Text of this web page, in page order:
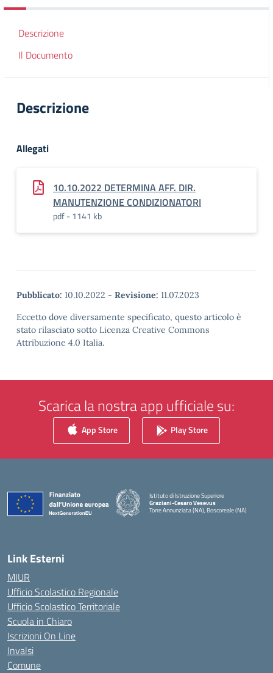
Descrizione
Il Documento
Descrizione
Allegati
10.10.2022 DETERMINA AFF. DIR.
MANUTENZIONE CONDIZIONATORI
pdf - 1141 kb
Pubblicato: 10.10.2022 - Revisione: 11.07.2023
Eccetto dove diversamente specificato, questo articolo è
stato rilasciato sotto Licenza Creative Commons
Attribuzione 4.0 Italia.
Scarica la nostra app ufficiale su:
App Store Play Store
Istituto di Istruzione Superiore
Graziani-Cesaro Vesevus
Torre Annunziata (NA), Boscoreale (NA)
Link Esterni
MIUR
Ufficio Scolastico Regionale
Ufficio Scolastico Territoriale
Scuola in Chiaro
Iscrizioni On Line
Invalsi
Comune